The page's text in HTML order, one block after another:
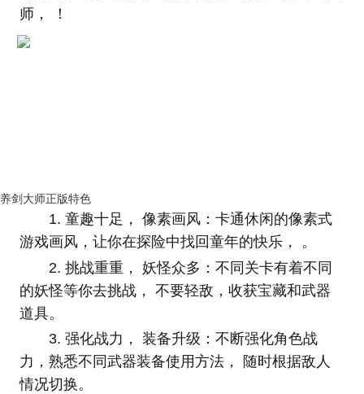
师， ！
养剑大师正版特色
1. 童趣十足， 像素画风：卡通休闲的像素式
游戏画风，让你在探险中找回童年的快乐， 。
2. 挑战重重， 妖怪众多：不同关卡有着不同
的妖怪等你去挑战， 不要轻敌，收获宝藏和武器
道具。
3. 强化战力， 装备升级：不断强化角色战
力，熟悉不同武器装备使用方法， 随时根据敌人
情况切换。